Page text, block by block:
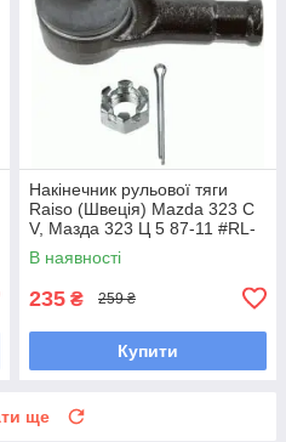
Накінечник рульової тяги
Raiso (Швеція) Mazda 323 C
V, Мазда 323 Ц 5 87-11 #RL-
232280M UAQSNRY7
В наявності
235 ₴ 259 ₴
Купити
ще